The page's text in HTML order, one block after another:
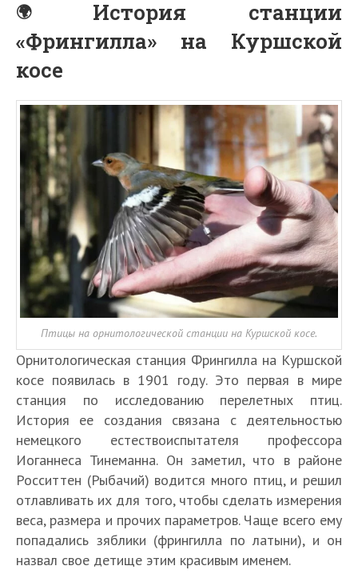
История станции
«Фрингилла» на Куршской
косе
Птицы на орнитологической станции на Куршской косе.
Орнитологическая станция Фрингилла на Куршской
косе появилась в 1901 году. Это первая в мире
станция по исследованию перелетных птиц.
История ее создания связана с деятельностью
немецкого естествоиспытателя профессора
Иоганнеса Тинеманна. Он заметил, что в районе
Росситтен (Рыбачий) водится много птиц, и решил
отлавливать их для того, чтобы сделать измерения
веса, размера и прочих параметров. Чаще всего ему
попадались зяблики (фрингилла по латыни), и он
назвал свое детище этим красивым именем.